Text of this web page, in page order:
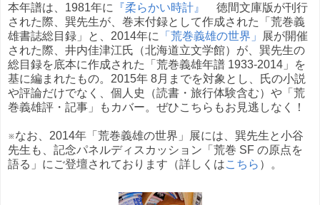
本年譜は、1981年に 『柔らかい時計』
徳間文庫版が刊行
された際、巽先生が、巻末付録として作成された「荒巻義
雄書誌総目録」と、2014年に
「荒巻義雄の世界」
展が開催
された際、井内佳津江氏（北海道立文学館）が、巽先生の
総目録を底本に作成された「荒巻義雄年譜 1933-2014」を
基に編まれたもの。2015年 8月までを対象とし、氏の小説
や評論だけでなく、個人史（読書・旅行体験含む）や「荒
巻義雄評・記事」もカバー。ぜひこちらもお見逃しなく！
※なお、2014年「荒巻義雄の世界」展には、巽先生と小谷
先生も、記念パネルディスカッション「荒巻 SF の原点を
語る」にご登壇されております（詳しくはこちら ）。